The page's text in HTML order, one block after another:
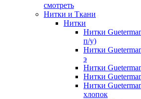
смотреть
Нитки и Ткани
Нитки
Нитки
п/у)
Нитки
э
Нитки
Нитки
Нитки
хлопок